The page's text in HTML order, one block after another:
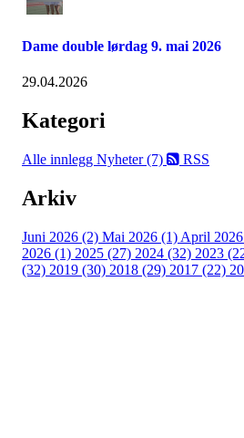
Dame double lørdag 9. mai 2026
29.04.2026
Kategori
Alle innlegg Nyheter (7) RSS
Arkiv
Juni 2026 (2) Mai 2026 (1) April
2026 (1) 2025 (27) 2024 (32) 2023
(32) 2019 (30) 2018 (29) 2017 (22)